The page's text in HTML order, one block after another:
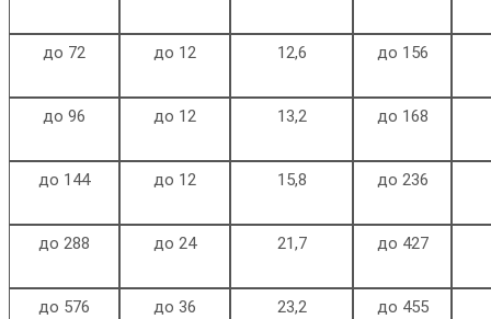
до 72 до 12 12,6 до 156
до 96 до 12 13,2 до 168
до 144 до 12 15,8 до 236
до 288 до 24 21,7 до 427
до 576 до 36 23,2 до 455